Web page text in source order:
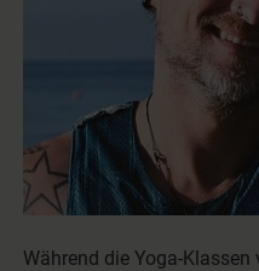
Während die Yoga-